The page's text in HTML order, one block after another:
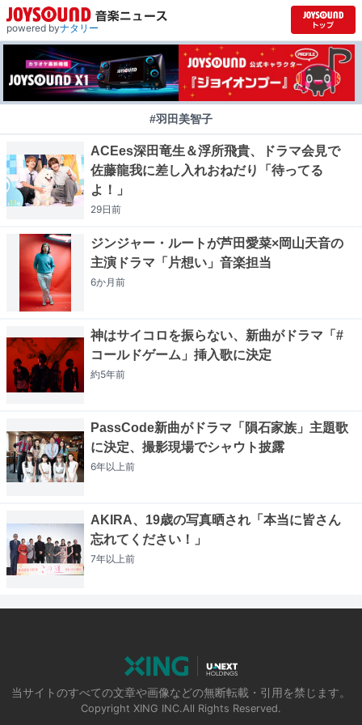
powered byナタリー
#羽田美智子
ACEes深田竜生＆浮所飛貴、ドラマ会見で
佐藤龍我に差し入れおねだり「待ってる
よ！」
29日前
ジンジャー・ルートが芦田愛菜×岡山天音の
主演ドラマ「片想い」音楽担当
6か月前
神はサイコロを振らない、新曲がドラマ「#
コールドゲーム」挿入歌に決定
約5年前
PassCode新曲がドラマ「隕石家族」主題歌
に決定、撮影現場でシャウト披露
6年以上前
AKIRA、19歳の写真晒され「本当に皆さん
忘れてください！」
7年以上前
当サイトのすべての文章や画像などの無断転載・引用を禁じます。
Copyright XING INC.All Rights Reserved.